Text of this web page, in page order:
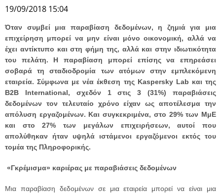
19/09/2018 15:04
Όταν συμβεί μια παραβίαση δεδομένων, η ζημιά για μια
επιχείρηση μπορεί να μην είναι μόνο οικονομική, αλλά να
έχει αντίκτυπο και στη φήμη της, αλλά και στην ιδιωτικότητα
του πελάτη. Η παραβίαση μπορεί επίσης να επηρεάσει
σοβαρά τη σταδιοδρομία των ατόμων στην εμπλεκόμενη
εταιρεία. Σύμφωνα με νέα έκθεση της Kaspersky Lab και της
B2B International, σχεδόν 1 στις 3 (31%) παραβιάσεις
δεδομένων τον τελευταίο χρόνο είχαν ως αποτέλεσμα την
απόλυση εργαζομένων. Και συγκεκριμένα, στο 29% των ΜμΕ
και στο 27% των μεγάλων επιχειρήσεων, αυτοί που
απολύθηκαν ήταν υψηλά ιστάμενοι εργαζόμενοι εκτός του
τομέα της Πληροφορικής.
«Γκρέμισμα» καριέρας με παραβιάσεις δεδομένων
Μια παραβίαση δεδομένων σε μια εταιρεία μπορεί να είναι μια